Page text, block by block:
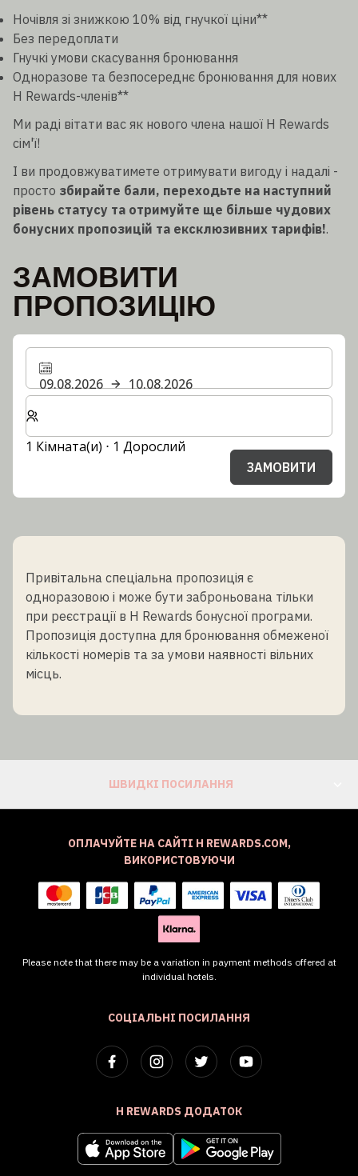
Ночівля зі знижкою 10% від гнучкої ціни**
Без передоплати
Гнучкі умови скасування бронювання
Одноразове та безпосереднє бронювання для нових
H Rewards-членів**
Ми раді вітати вас як нового члена нашої H Rewards
сім'ї!
І ви продовжуватимете отримувати вигоду і надалі -
просто збирайте бали, переходьте на наступний
рівень статусу та отримуйте ще більше чудових
бонусних пропозицій та ексклюзивних тарифів!.
ЗАМОВИТИ
ПРОПОЗИЦІЮ
09.08.2026
10.08.2026
Виберіть кількість кімнат та гостей для вашого
1 Кімната(и) ⋅ 1 Дорослий
ЗАМОВИТИ
Привітальна спеціальна пропозиція є
одноразовою і може бути заброньована тільки
при реєстрації в H Rewards бонусної програми.
Пропозиція доступна для бронювання обмеженої
кількості номерів та за умови наявності вільних
місць.
ШВИДКІ ПОСИЛАННЯ
СОЦІАЛЬНІ ПОСИЛАННЯ
H REWARDS ДОДАТОК
ОПЛАЧУЙТЕ НА САЙТІ H REWARDS.COM,
ВИКОРИСТОВУЮЧИ
Please note that there may be a variation in payment methods offered at
individual hotels.